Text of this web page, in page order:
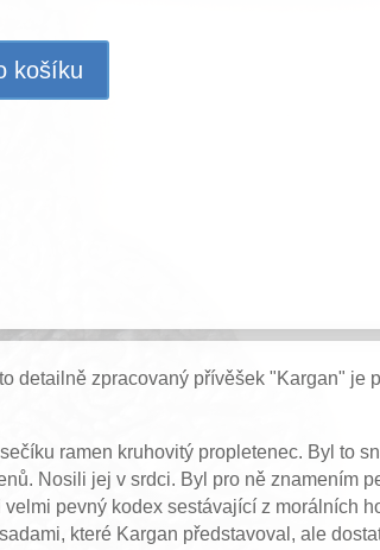
košíku
detailně zpracovaný přívěšek "Kargan" je
ramen kruhovitý propletenec. Byl to
Nosili jej v srdci. Byl pro ně znamením
pevný kodex sestávající z morálních
které Kargan představoval, ale